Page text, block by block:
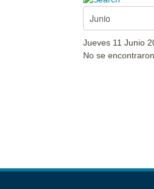
Jueves 11 Junio
No se